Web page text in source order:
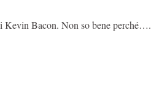
Kevin Bacon. Non so bene perché….